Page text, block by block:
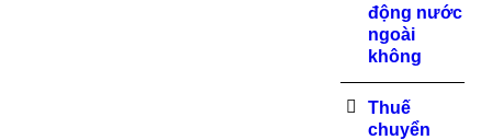
động nước
ngoài
không
Thuế
chuyển